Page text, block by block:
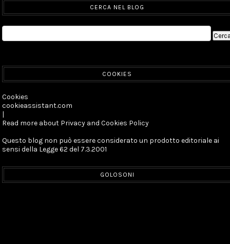
CERCA NEL BLOG
COOKIES
Cookies
cookieassistant.com
|
Read more about Privacy and Cookies Policy
Questo blog non può essere considerato un prodotto editoriale ai
sensi della Legge 62 del 7.3.2001
GOLOSONI